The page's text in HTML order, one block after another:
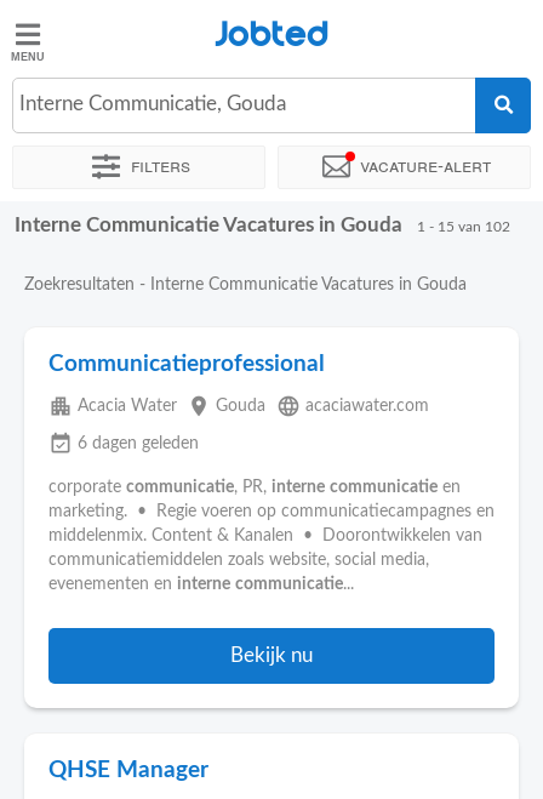
Jobted
Vacatures
Salarissen
Jobted
Interne Communicatie, Gouda
Filters Vacature-alert
Sorteer op Exacte locatie Bedrijf Uitzendbureau
Interne Communicatie Vacatures in Gouda 1 - 15 van 102
Zoekresultaten - Interne Communicatie Vacatures in Gouda
Communicatieprofessional
apartment Acacia Water place Gouda language acaciawater.com
event_available 6 dagen geleden
corporate communicatie, PR, interne communicatie en
marketing. • Regie voeren op communicatiecampagnes en
middelenmix. Content & Kanalen • Doorontwikkelen van
communicatiemiddelen zoals website, social media,
evenementen en interne communicatie...
Bekijk nu
QHSE Manager